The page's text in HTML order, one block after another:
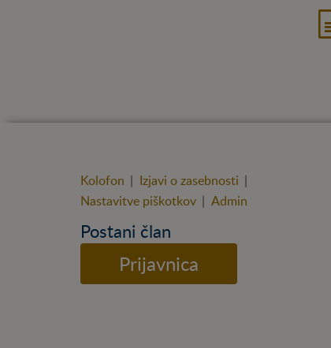
Kolofon | Izjavi o zasebnosti |
Nastavitve piškotkov | Admin
Postani član
Prijavnica